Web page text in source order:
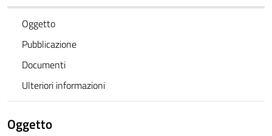
Oggetto
Pubblicazione
Documenti
Ulteriori informazioni
Oggetto